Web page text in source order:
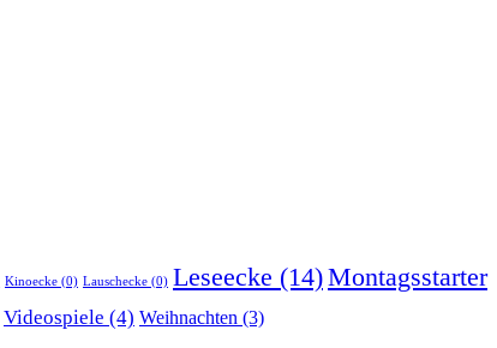
Kinoecke (0) Lauschecke (0) Leseecke (14)Montagsstarter
Videospiele (4) Weihnachten (3)